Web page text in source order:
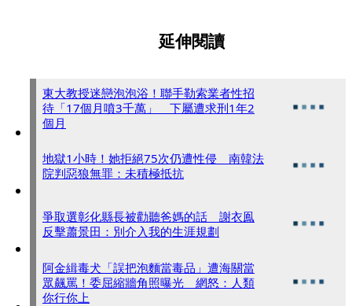
延伸閱讀
東大教授迷戀泡泡浴！聯手勒索業者性招
待「17個月噴3千萬」 下屬遭求刑1年2
個月
地獄1小時！她拒絕75次仍遭性侵 南韓法
院判惡狼無罪：未積極抵抗
爭取選彰化縣長被勸聽爸媽的話 謝衣鳯
反擊蕭景田：別介入我的生涯規劃
阿金緝毒犬「誤把泡麵當毒品」遭海關當
眾飆罵！委屈縮牆角照曝光 網怒：人類
你行你上